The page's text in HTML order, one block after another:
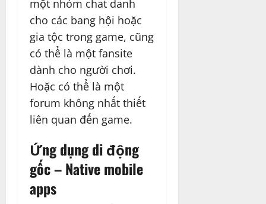
một nhóm chat danh
cho các bang hội hoặc
gia tộc trong game, cũng
có thể là một fansite
dành cho người chơi.
Hoặc có thể là một
forum không nhất thiết
liên quan đến game.
Ứng dụng di động
gốc – Native mobile
apps